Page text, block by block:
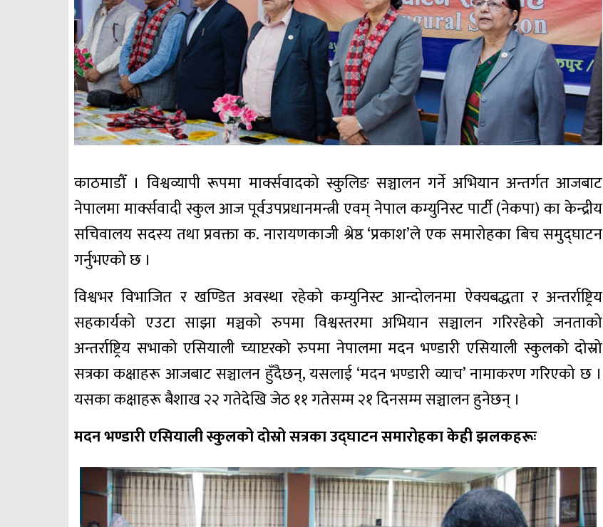
काठमाडौँ । विश्वव्यापी रूपमा मार्क्सवादको स्कुलिङ सञ्चालन गर्ने अभियान अन्तर्गत आजबाट
नेपालमा मार्क्सवादी स्कुल आज पूर्वउपप्रधानमन्त्री एवम् नेपाल कम्युनिस्ट पार्टी (नेकपा) का केन्द्रीय
सचिवालय सदस्य तथा प्रवक्ता क. नारायणकाजी श्रेष्ठ ‘प्रकाश’ले एक समारोहका बिच समुद्घाटन
गर्नुभएको छ ।
विश्वभर विभाजित र खण्डित अवस्था रहेको कम्युनिस्ट आन्दोलनमा ऐक्यबद्धता र अन्तर्राष्ट्रिय
सहकार्यको एउटा साझा मञ्चको रुपमा विश्वस्तरमा अभियान सञ्चालन गरिरहेको जनताको
अन्तर्राष्ट्रिय सभाको एसियाली च्याप्टरको रुपमा नेपालमा मदन भण्डारी एसियाली स्कुलको दोस्रो
सत्रका कक्षाहरू आजबाट सञ्चालन हुँदैछन्, यसलाई ‘मदन भण्डारी व्याच’ नामाकरण गरिएको छ ।
यसका कक्षाहरू बैशाख २२ गतेदेखि जेठ ११ गतेसम्म २१ दिनसम्म सञ्चालन हुनेछन् ।
मदन भण्डारी एसियाली स्कुलको दोस्रो सत्रका उद्घाटन समारोहका केही झलकहरूः